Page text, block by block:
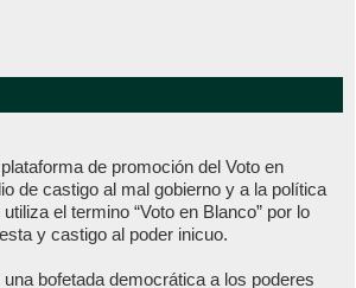
de promoción del Voto en
de castigo al mal gobierno y a la política
el termino “Voto en Blanco” por lo
y castigo al poder inicuo.
bofetada democrática a los poderes